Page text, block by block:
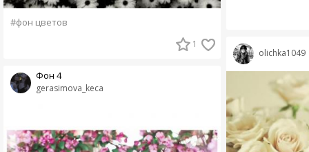
#фон цветов
1
gerasimova_keca
Фон 4
olichka1049